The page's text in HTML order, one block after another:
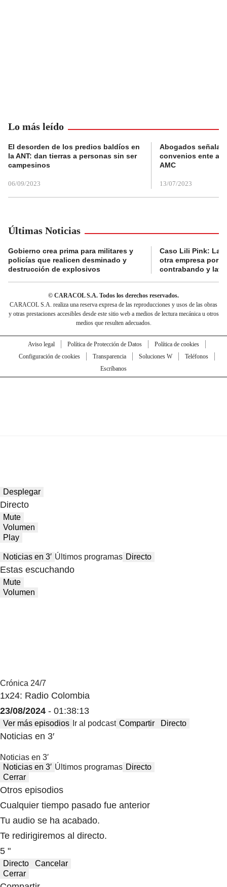
Lo más leído
El desorden de los predios baldíos en
la ANT: dan tierras a personas sin ser
campesinos
06/09/2023
Abogados
convenios ente
AMC
13/07/2023
Últimas Noticias
Gobierno crea prima para militares y
policías que realicen desminado y
destrucción de explosivos
Caso Lili Pink: La
otra empresa por
contrabando y
© CARACOL S.A. Todos los derechos reservados.
CARACOL S.A. realiza una reserva expresa de las reproducciones y usos de las obras
y otras prestaciones accesibles desde este sitio web a medios de lectura mecánica u otros
medios que resulten adecuados.
Aviso legal Política de Protección de Datos
Política de cookies
Configuración de cookies
Transparencia Soluciones W
Teléfonos
Escríbanos
Desplegar
Directo
Mute
Volumen
Play
Noticias en 3′ Últimos programas Directo
Estas escuchando
Mute
Volumen
Crónica 24/7
1x24: Radio Colombia
23/08/2024 - 01:38:13
Ver más episodios Ir al podcast Compartir Directo
Noticias en 3′
Noticias en 3′
Noticias en 3′ Últimos programas Directo
Cerrar
Otros episodios
Cualquier tiempo pasado fue anterior
Tu audio se ha acabado.
Te redirigiremos al directo.
5 "
Directo
Cancelar
Cerrar